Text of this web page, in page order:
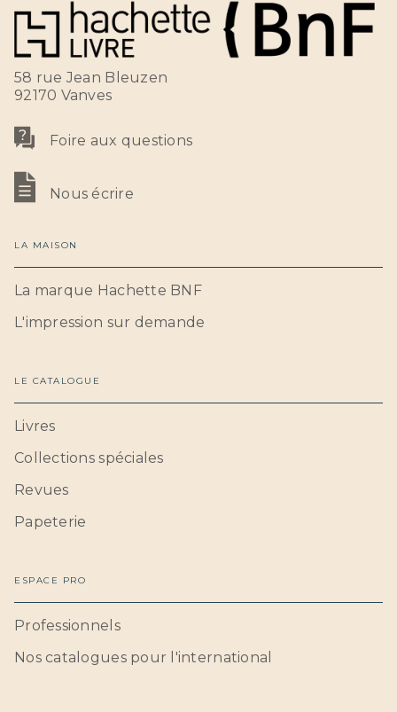
58 rue Jean Bleuzen
92170 Vanves
Foire aux questions
Nous écrire
LA MAISON
La marque Hachette BNF
L'impression sur demande
LE CATALOGUE
Livres
Collections spéciales
Revues
Papeterie
ESPACE PRO
Professionnels
Nos catalogues pour l'international